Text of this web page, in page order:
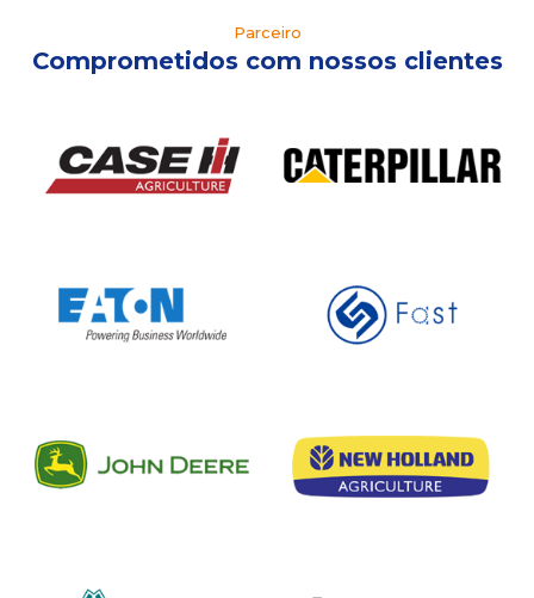
Parceiro
Comprometidos com nossos clientes